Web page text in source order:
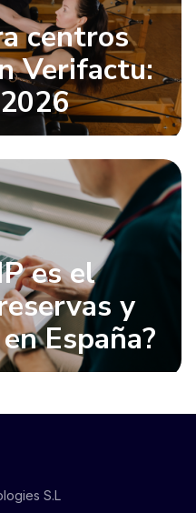
centros
Verifactu:
es el
y
España?
S.L